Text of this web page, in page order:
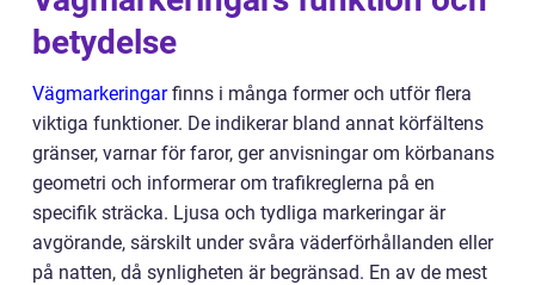
betydelse
Vägmarkeringarfinns i många former och utför flera
viktiga funktioner. De indikerar bland annat körfältens
gränser, varnar för faror, ger anvisningar om körbanans
geometri och informerar om trafikreglerna på en
specifik sträcka. Ljusa och tydliga markeringar är
avgörande, särskilt under svåra väderförhållanden eller
på natten, då synligheten är begränsad. En av de mest